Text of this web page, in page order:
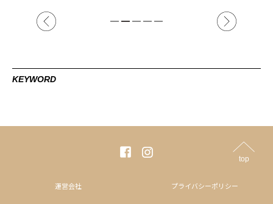
KEYWORD
top
運営会社 プライバシーポリシー